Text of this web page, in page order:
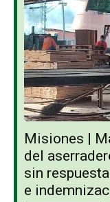
Misiones |
del
sin
e